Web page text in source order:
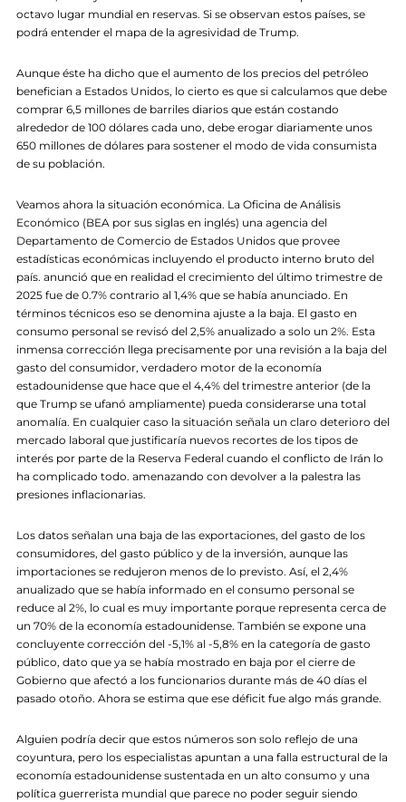
octavo lugar mundial en reservas. Si se observan estos países, se
podrá entender el mapa de la agresividad de Trump.
Aunque éste ha dicho que el aumento de los precios del petróleo
benefician a Estados Unidos, lo cierto es que si calculamos que debe
comprar 6,5 millones de barriles diarios que están costando
alrededor de 100 dólares cada uno, debe erogar diariamente unos
650 millones de dólares para sostener el modo de vida consumista
de su población.
Veamos ahora la situación económica. La Oficina de Análisis
Económico (BEA por sus siglas en inglés) una agencia del
Departamento de Comercio de Estados Unidos que provee
estadísticas económicas incluyendo el producto interno bruto del
país. anunció que en realidad el crecimiento del último trimestre de
2025 fue de 0.7% contrario al 1,4% que se había anunciado. En
términos técnicos eso se denomina ajuste a la baja. El gasto en
consumo personal se revisó del 2,5% anualizado a solo un 2%. Esta
inmensa corrección llega precisamente por una revisión a la baja del
gasto del consumidor, verdadero motor de la economía
estadounidense que hace que el 4,4% del trimestre anterior (de la
que Trump se ufanó ampliamente) pueda considerarse una total
anomalía. En cualquier caso la situación señala un claro deterioro del
mercado laboral que justificaría nuevos recortes de los tipos de
interés por parte de la Reserva Federal cuando el conflicto de Irán lo
ha complicado todo. amenazando con devolver a la palestra las
presiones inflacionarias.
Los datos señalan una baja de las exportaciones, del gasto de los
consumidores, del gasto público y de la inversión, aunque las
importaciones se redujeron menos de lo previsto. Así, el 2,4%
anualizado que se había informado en el consumo personal se
reduce al 2%, lo cual es muy importante porque representa cerca de
un 70% de la economía estadounidense. También se expone una
concluyente corrección del -5,1% al -5,8% en la categoría de gasto
público, dato que ya se había mostrado en baja por el cierre de
Gobierno que afectó a los funcionarios durante más de 40 días el
pasado otoño. Ahora se estima que ese déficit fue algo más grande.
Alguien podría decir que estos números son solo reflejo de una
coyuntura, pero los especialistas apuntan a una falla estructural de la
economía estadounidense sustentada en un alto consumo y una
política guerrerista mundial que parece no poder seguir siendo